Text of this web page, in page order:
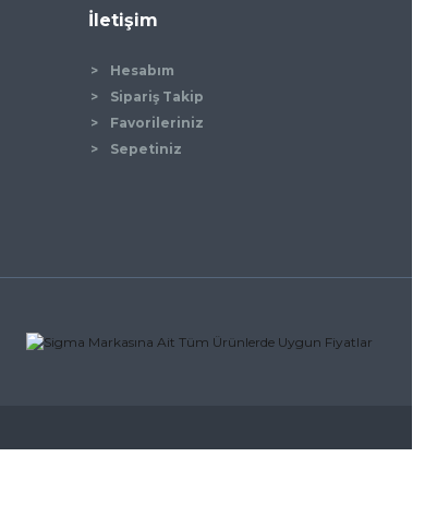
İletişim
Hesabım
Sipariş Takip
Favorileriniz
Sepetiniz